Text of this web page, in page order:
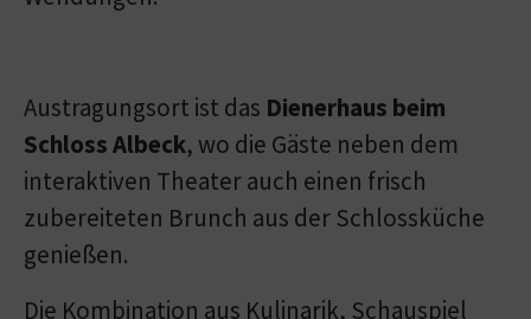
Austragungsort ist das Dienerhaus beim
Schloss Albeck, wo die Gäste neben dem
interaktiven Theater auch einen frisch
zubereiteten Brunch aus der Schlossküche
genießen.
Die Kombination aus Kulinarik, Schauspiel